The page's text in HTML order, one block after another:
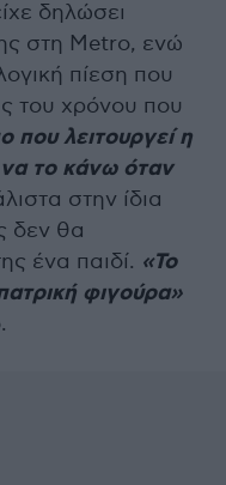
δηλώσει
στη Metro, ενώ
πίεση που
του χρόνου που
που λειτουργεί η
το κάνω όταν
στην ίδια
δεν θα
ένα παιδί. «Το
φιγούρα»